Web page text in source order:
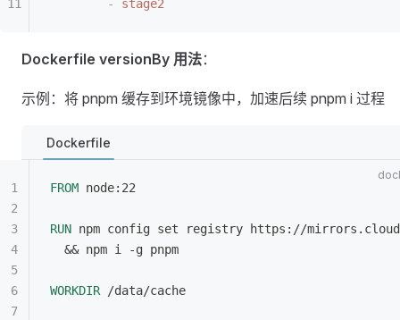
        -
stage2
Dockerfile versionBy 用法：
示例：将 pnpm 缓存到环境镜像中，加速后续 pnpm i 过程
Dockerfile
FROM node:22
RUN npm config set registry https://
  && npm i -g pnpm
WORKDIR /data/cache